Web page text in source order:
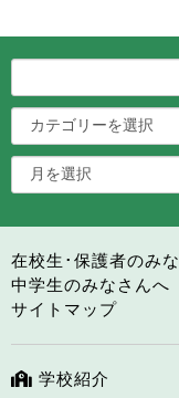
在校生･保護者のみ
中学生のみなさんへ
サイトマップ
学校紹介